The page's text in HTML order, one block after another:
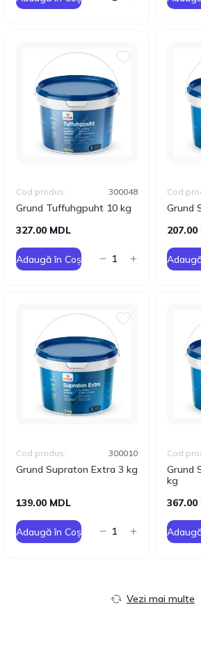
Grund Tuffuhgpuht 10 kg
Cod produs: 300048
327.00 MDL
Adaugă în Coș
Grund
Cod
207.00
Grund Supraton Extra 3 kg
Cod produs: 300010
139.00 MDL
Adaugă în Coș
Grund
kg
Cod
367.00
Vezi mai multe